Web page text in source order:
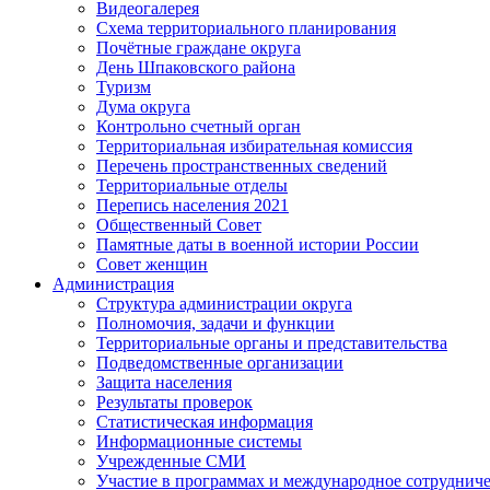
Видеогалерея
Схема территориального планирования
Почётные граждане округа
День Шпаковского района
Туризм
Дума округа
Контрольно счетный орган
Территориальная избирательная комиссия
Перечень пространственных сведений
Территориальные отделы
Перепись населения 2021
Общественный Совет
Памятные даты в военной истории России
Совет женщин
Администрация
Структура администрации округа
Полномочия, задачи и функции
Территориальные органы и представительства
Подведомственные организации
Защита населения
Результаты проверок
Статистическая информация
Информационные системы
Учрежденные СМИ
Участие в программах и международное